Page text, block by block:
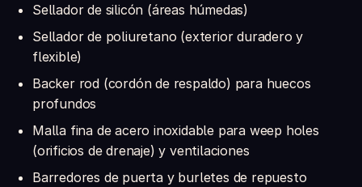
Sellador de silicón (áreas húmedas)
Sellador de poliuretano (exterior duradero y
flexible)
Backer rod (cordón de respaldo) para huecos
profundos
Malla fina de acero inoxidable para weep holes
(orificios de drenaje) y ventilaciones
Barredores de puerta y burletes de repuesto